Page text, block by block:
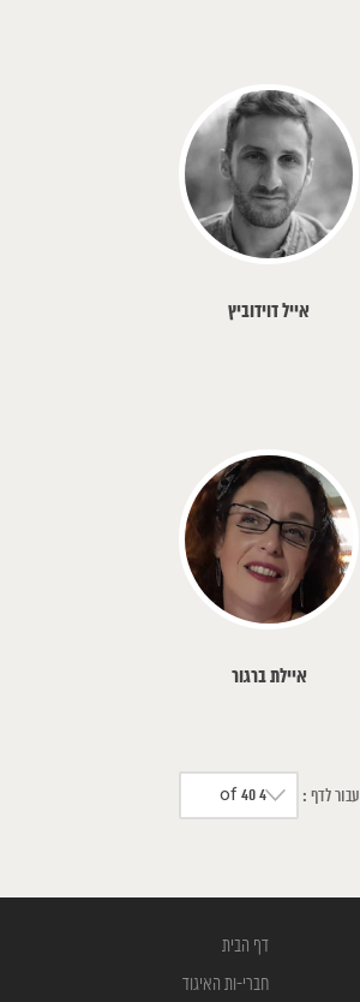
אייל דוידוביץ
איילת ברגור
עבור לדף : 4 of 40
דף הבית
חברי-ות האיגוד